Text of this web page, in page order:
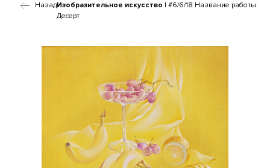
НазадИзобразительное искусство | #6/6/18 Название работы:
Десерт